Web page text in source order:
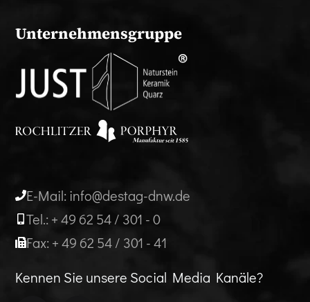
Unternehmensgruppe
E-Mail: info@destag-dnw.de
Tel.: + 49 62 54 / 301 - 0
Fax: + 49 62 54 / 301 - 41
Kennen Sie unsere Social Media Kanäle?